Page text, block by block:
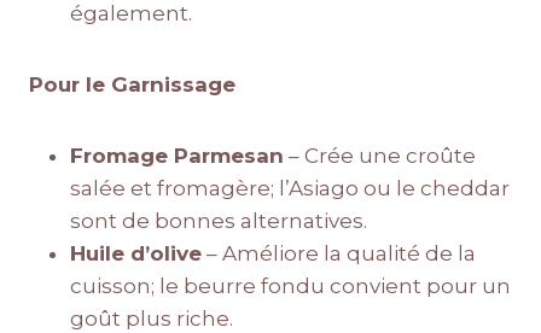
également.
Pour le Garnissage
Fromage Parmesan – Crée une croûte
salée et fromagère; l’Asiago ou le cheddar
sont de bonnes alternatives.
Huile d’olive – Améliore la qualité de la
cuisson; le beurre fondu convient pour un
goût plus riche.